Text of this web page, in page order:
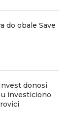
do obale Save
donosi
investiciono